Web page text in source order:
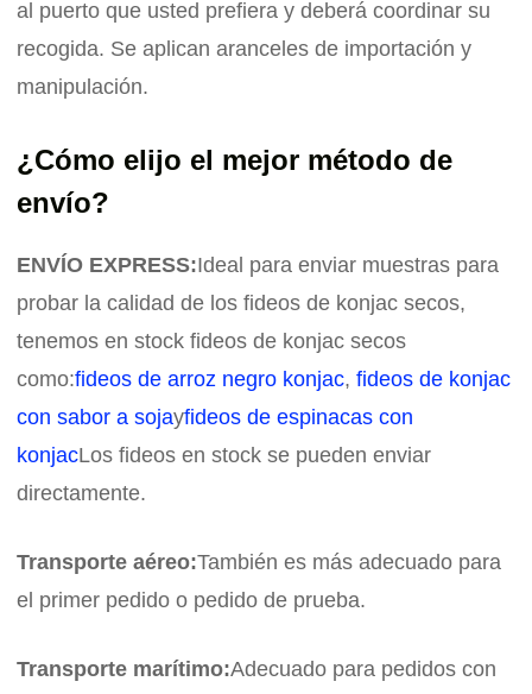
al puerto que usted prefiera y deberá coordinar su
recogida. Se aplican aranceles de importación y
manipulación.
¿Cómo elijo el mejor método de
envío?
ENVÍO EXPRESS:Ideal para enviar muestras para
probar la calidad de los fideos de konjac secos,
tenemos en stock fideos de konjac secos
como:fideos de arroz negro konjac,fideos de konjac
con sabor a sojayfideos de espinacas con
konjacLos fideos en stock se pueden enviar
directamente.
Transporte aéreo:También es más adecuado para
el primer pedido o pedido de prueba.
Transporte marítimo:Adecuado para pedidos con